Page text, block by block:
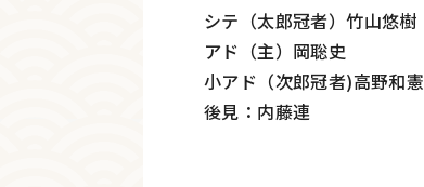
シテ（太郎冠者）竹山悠樹
アド（主）岡聡史
小アド（次郎冠者)高野和憲
後見：内藤連